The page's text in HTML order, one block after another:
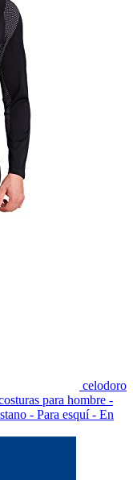
celodoro
para hombre -
- Para esquí - En